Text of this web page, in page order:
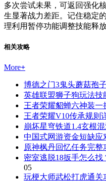
多次尝试未果，可返回强化
生显著战力差距。记住稳定
理利用暂停功能调整技能释
相关攻略
More+
博德之门3鬼头蘑菇孢
英雄联盟狮子狗玩法技
王者荣耀貂蝉六神装一
王者荣耀V10传承规则
崩坏星穹铁道1.4玄根
中国式网游资金短缺应
原神枫丹回忆任务完整
密室逃脱18扳手怎么
05
玩梗大师武松打虎通关